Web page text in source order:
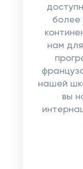
более
нам
нашей
вы